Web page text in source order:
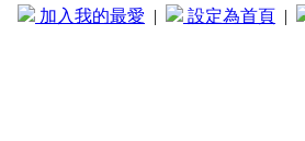
加入我的最愛 | 設定為首頁 |